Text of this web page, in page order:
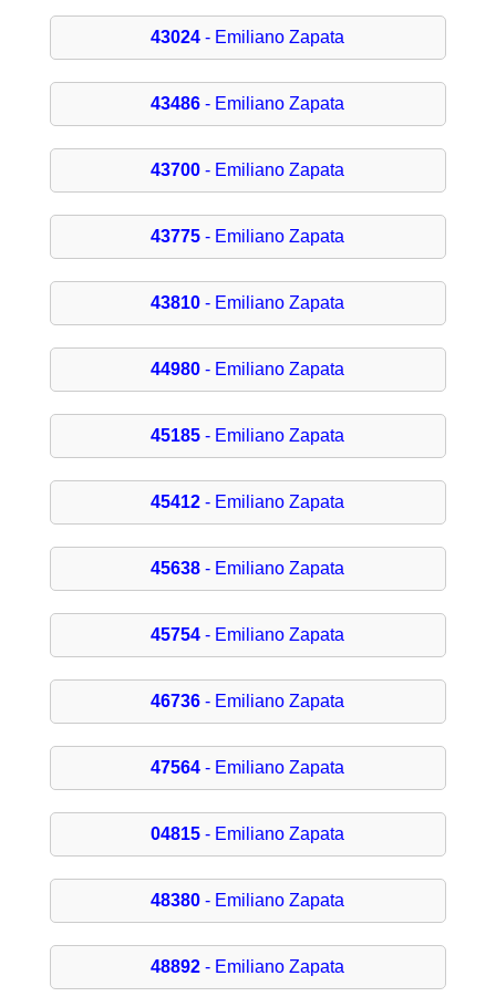
43024 - Emiliano Zapata
43486 - Emiliano Zapata
43700 - Emiliano Zapata
43775 - Emiliano Zapata
43810 - Emiliano Zapata
44980 - Emiliano Zapata
45185 - Emiliano Zapata
45412 - Emiliano Zapata
45638 - Emiliano Zapata
45754 - Emiliano Zapata
46736 - Emiliano Zapata
47564 - Emiliano Zapata
04815 - Emiliano Zapata
48380 - Emiliano Zapata
48892 - Emiliano Zapata